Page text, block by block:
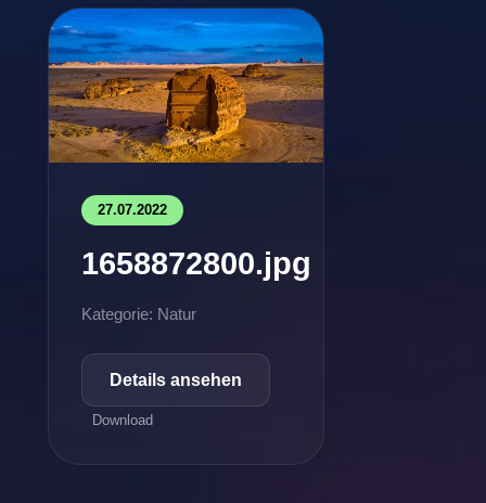
27.07.2022
1658872800.jpg
Kategorie: Natur
Details ansehen
Download